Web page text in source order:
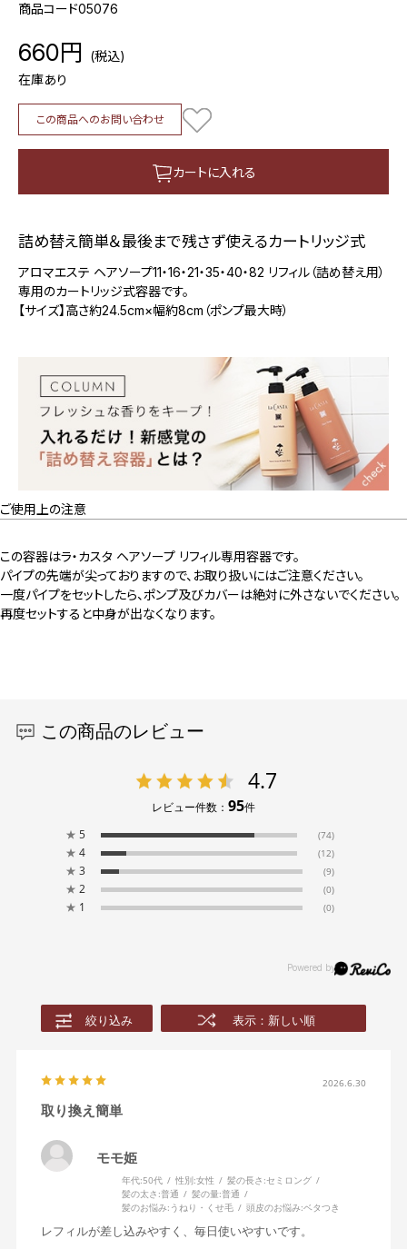
商品コード05076
660円 (税込)
在庫あり
この商品へのお問い合わせ
カートに入れる
詰め替え簡単＆最後まで残さず使えるカートリッジ式
アロマエステ ヘアソープ11・16・21・35・40・82 リフィル（詰め替え用）
専用のカートリッジ式容器です。
【サイズ】高さ約24.5cm×幅約8cm（ポンプ最大時）
ご使用上の注意
この容器はラ・カスタ ヘアソープ リフィル専用容器です。
パイプの先端が尖っておりますので、お取り扱いにはご注意ください。
一度パイプをセットしたら、ポンプ及びカバーは絶対に外さないでください。
再度セットすると中身が出なくなります。
この商品のレビュー
4.7
レビュー件数： 95件
★ 5 (74)
★ 4 (12)
★ 3 (9)
★ 2 (0)
★ 1 (0)
絞り込み 表示：新しい順
2026.6.30
取り換え簡単
モモ姫
年代:50代 性別:女性 髪の長さ:セミロング
髪の太さ:普通 髪の量:普通
髪のお悩み: うねり・くせ毛 頭皮のお悩み:ベタつき
レフィルが差し込みやすく、毎日使いやすいです。